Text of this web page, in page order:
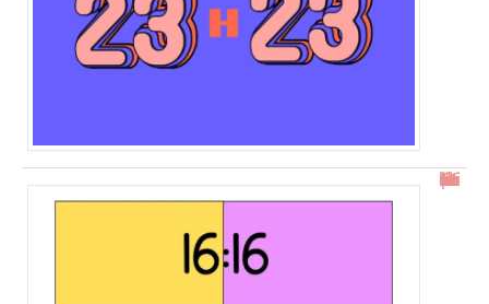
16h16 : comprendre l’heure miroir